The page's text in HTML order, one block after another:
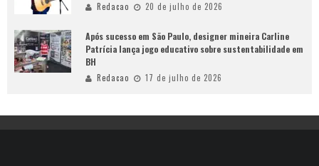
Redacao 20 de julho de 2026
Após sucesso em São Paulo, designer mineira Carline
Patrícia lança jogo educativo sobre sustentabilidade em
BH
Redacao 17 de julho de 2026